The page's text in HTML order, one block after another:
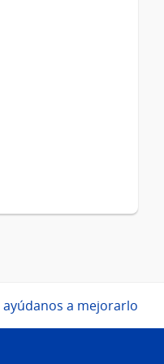
ayúdanos a mejorarlo